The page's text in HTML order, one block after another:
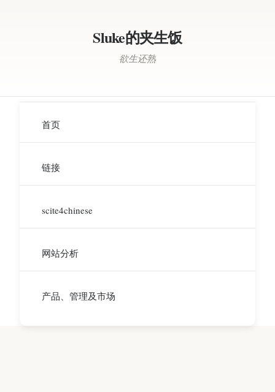
Sluke的夹生饭
欲生还熟
首页
链接
scite4chinese
网站分析
产品、管理及市场